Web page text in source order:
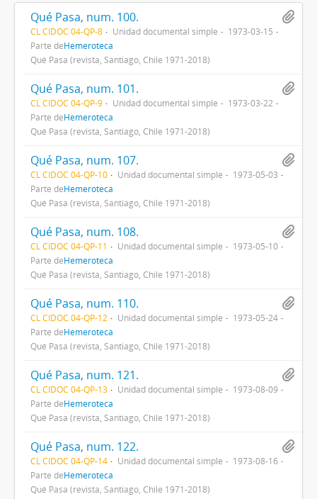
Qué Pasa, num. 100.
CL CIDOC 04-QP-8 Unidad documental simple
1973-03-15
Parte deHemeroteca
Qué Pasa (revista, Santiago, Chile 1971-2018)
Qué Pasa, num. 101.
CL CIDOC 04-QP-9 Unidad documental simple
1973-03-22
Parte deHemeroteca
Qué Pasa (revista, Santiago, Chile 1971-2018)
Qué Pasa, num. 107.
CL CIDOC 04-QP-10 Unidad documental simple
1973-05-03
Parte deHemeroteca
Qué Pasa (revista, Santiago, Chile 1971-2018)
Qué Pasa, num. 108.
CL CIDOC 04-QP-11 Unidad documental simple
1973-05-10
Parte deHemeroteca
Qué Pasa (revista, Santiago, Chile 1971-2018)
Qué Pasa, num. 110.
CL CIDOC 04-QP-12 Unidad documental simple
1973-05-24
Parte deHemeroteca
Qué Pasa (revista, Santiago, Chile 1971-2018)
Qué Pasa, num. 121.
CL CIDOC 04-QP-13 Unidad documental simple
1973-08-09
Parte deHemeroteca
Qué Pasa (revista, Santiago, Chile 1971-2018)
Qué Pasa, num. 122.
CL CIDOC 04-QP-14 Unidad documental simple
1973-08-16
Parte deHemeroteca
Qué Pasa (revista, Santiago, Chile 1971-2018)